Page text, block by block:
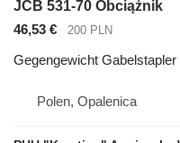
JCB 531-70 Obciążnik
46,53 €
200 PLN
Gegengewicht Gabelstapler
Polen, Opalenica